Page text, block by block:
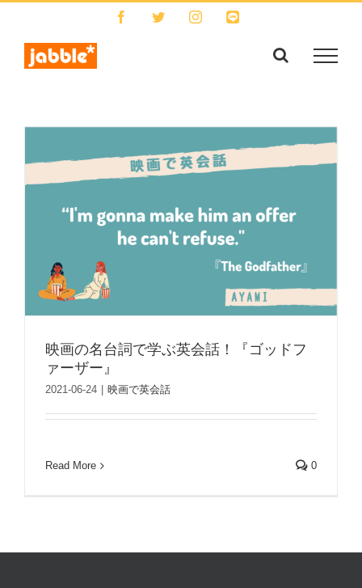
content
FacebookTwitterInstagram
LINE
映画の名台詞で学ぶ英会話！『ゴッドフ
ァーザー』
2021-06-24 映画で英会話
Read More 0